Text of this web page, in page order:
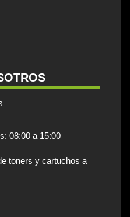
08:00 a 15:00
toners y cartuchos a